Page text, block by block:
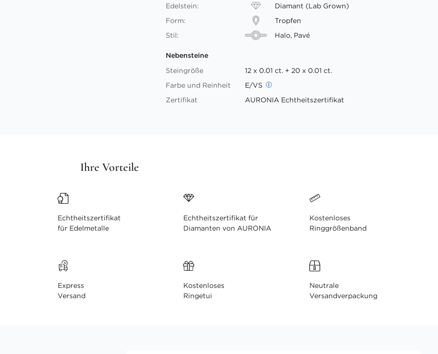
Edelstein:
Diamant (Lab Grown)
Form:
Tropfen
Stil:
Halo, Pavé
Nebensteine
Steingröße
12 x 0.01 ct. + 20 x 0.01 ct.
Farbe und Reinheit
E/VS
Zertifikat
AURONIA Echtheitszertifikat
Ihre Vorteile
Echtheitszertifikat
für Edelmetalle
Echtheitszertifikat für
Diamanten von AURONIA
Kostenloses
Ringgrößenband
Express
Versand
Kostenloses
Ringetui
Neutrale
Versandverpackung